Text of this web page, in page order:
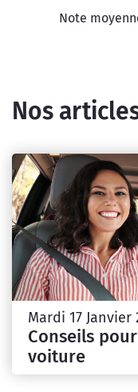
Note
Nos
Mardi 17 Janvier
Conseils
voiture